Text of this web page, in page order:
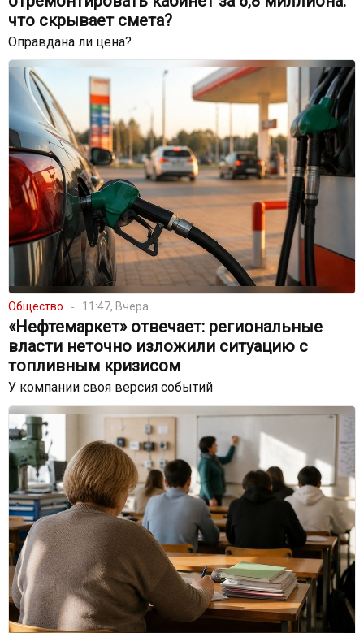
что скрывает смета?
Оправдана ли цена?
Общество 11:47, Вчера
«Нефтемаркет» отвечает: региональные
власти неточно изложили ситуацию с
топливным кризисом
У компании своя версия событий